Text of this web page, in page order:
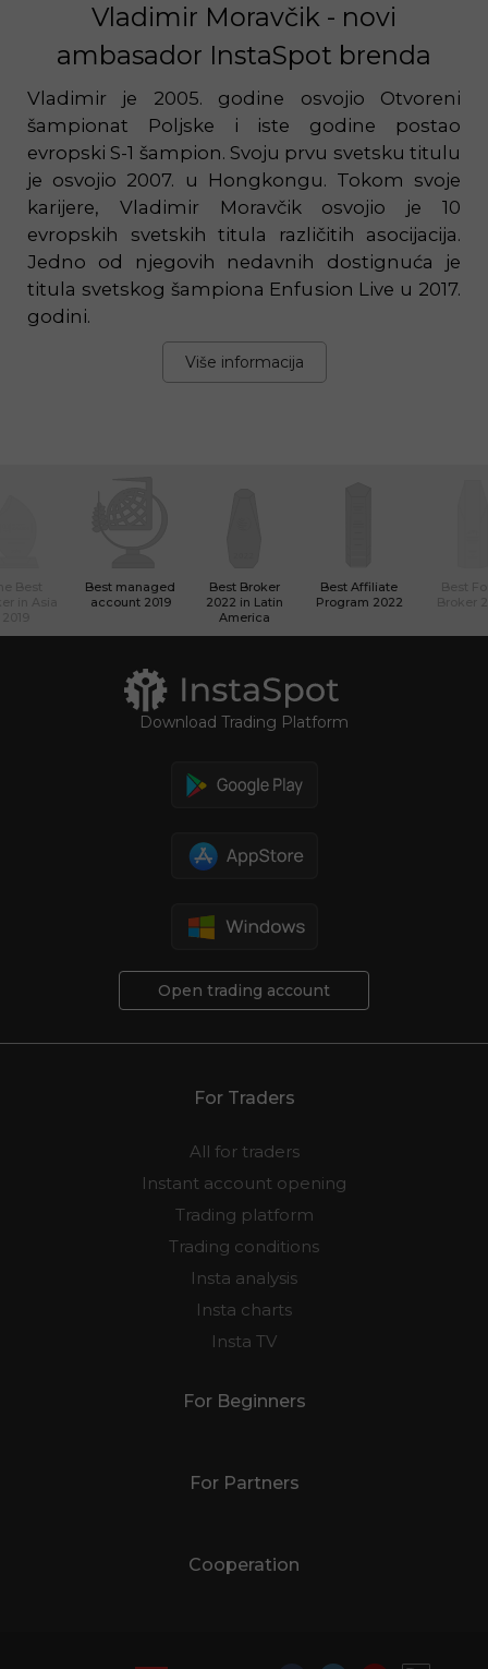
Vladimir Moravčik - novi
ambasador InstaSpot brenda
Vladimir je 2005. godine osvojio Otvoreni
šampionat Poljske i iste godine postao
evropski S-1 šampion. Svoju prvu svetsku titulu
je osvojio 2007. u Hongkongu. Tokom svoje
karijere, Vladimir Moravčik osvojio je 10
evropskih svetskih titula različitih asocijacija.
Jedno od njegovih nedavnih dostignuća je
titula svetskog šampiona Enfusion Live u 2017.
godini.
Više informacija
Best managed
account 2019
Best Broker
2022 in Latin
America
Best Affiliate
Program 2022
Download Trading Platform
Open trading account
For Traders
All for traders
Instant account opening
Trading platform
Trading conditions
Insta analysis
Insta charts
Insta TV
For Beginners
For Partners
Cooperation